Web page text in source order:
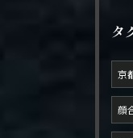
タ
京
顔